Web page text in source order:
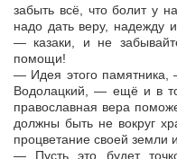
забыть всё, что болит у
надо дать веру, надежду
— казаки, и не
помощи!
— Идея этого памятника,
Водолацкий, — ещё и в
православная вера
должны быть не вокруг
процветание своей земли
— Пусть это будет